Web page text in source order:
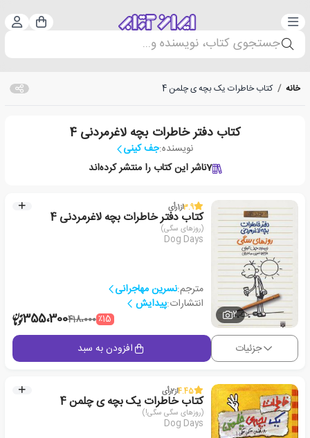
دسته‌بندی سبد
جستجوی کتاب، نویسنده و...
خانه / کتاب خاطرات یک بچه ی چلمن 4
کتاب دفتر خاطرات بچه لاغرمردنی 4
نویسنده:جف کینی
7ناشر این کتاب را منتشر کرده‌اند
2
3.9از1رأی
کتاب دفتر خاطرات بچه لاغرمردنی 4
(روزهای سگی)
Dog Days
مترجم:نسرین مهاجرانی
انتشارات:پیدایش
٪15418،000355،300
جزئیات افزودن به سبد
4.45از2رأی
کتاب خاطرات یک بچه ی چلمن 4
(روزهای سگی سگی!)
Dog Days